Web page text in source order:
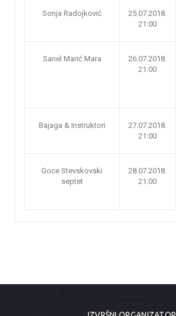
Sonja Radojković
25.07.2018.
21:00
Sanel Marić Mara
26.07.2018.
21:00
Bajaga & Instruktori
27.07.2018.
21:00
Goce Stevskovski
septet
28.07.2018.
21:00